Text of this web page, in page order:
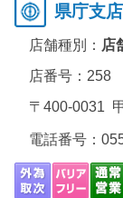
県庁支店
店舗種別： 店
店番号：258
〒400-0031
電話番号：